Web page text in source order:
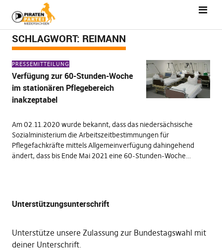
SCHLAGWORT: REIMANN
PRESSEMITTEILUNG
Verfügung zur 60-Stunden-Woche
im stationären Pflegebereich
inakzeptabel
Am 02.11.2020 wurde bekannt, dass das niedersächsische
Sozialministerium die Arbeitszeitbestimmungen für
Pflegefachkräfte mittels Allgemeinverfügung dahingehend
ändert, dass bis Ende Mai 2021 eine 60-Stunden-Woche…
Unterstützungsunterschrift
Unterstütze unsere Zulassung zur Bundestagswahl mit
deiner Unterschrift.